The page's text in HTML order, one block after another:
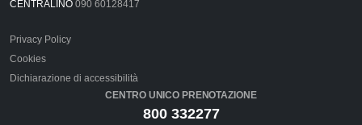
CENTRALINO 090 60128417
Privacy Policy
Cookies
Dichiarazione di accessibilità
CENTRO UNICO PRENOTAZIONE
800 332277